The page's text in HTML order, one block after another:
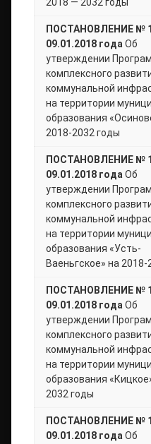
ПОСТАНОВЛЕНИЕ №
09.01.2018 года Об
утверждении
комплексного
коммунальной
на территории
образования
2018-2032 годы
ПОСТАНОВЛЕНИЕ №
09.01.2018 года Об
утверждении
комплексного
коммунальной
на территории
образования «Усть-
Ваеньгское» на
ПОСТАНОВЛЕНИЕ №
09.01.2018 года Об
утверждении
комплексного
коммунальной
на территории
образования
2032 годы
ПОСТАНОВЛЕНИЕ №
09.01.2018 года Об